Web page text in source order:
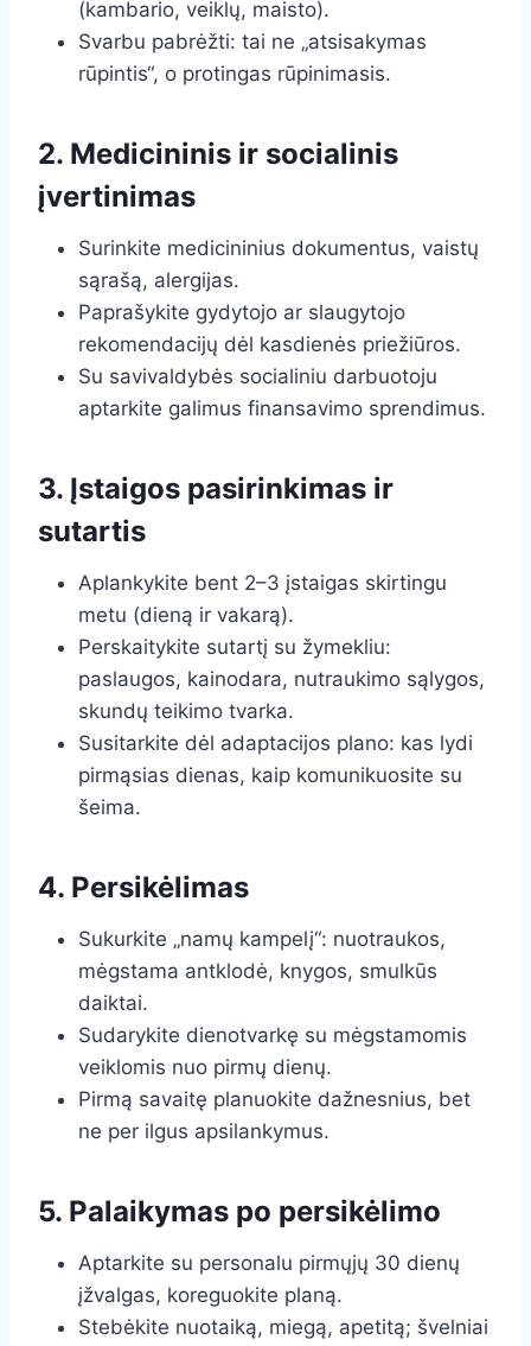
(kambario, veiklų, maisto).
Svarbu pabrėžti: tai ne „atsisakymas
rūpintis“, o protingas rūpinimasis.
2. Medicininis ir socialinis
įvertinimas
Surinkite medicininius dokumentus, vaistų
sąrašą, alergijas.
Paprašykite gydytojo ar slaugytojo
rekomendacijų dėl kasdienės priežiūros.
Su savivaldybės socialiniu darbuotoju
aptarkite galimus finansavimo sprendimus.
3. Įstaigos pasirinkimas ir
sutartis
Aplankykite bent 2–3 įstaigas skirtingu
metu (dieną ir vakarą).
Perskaitykite sutartį su žymekliu:
paslaugos, kainodara, nutraukimo sąlygos,
skundų teikimo tvarka.
Susitarkite dėl adaptacijos plano: kas lydi
pirmąsias dienas, kaip komunikuosite su
šeima.
4. Persikėlimas
Sukurkite „namų kampelį“: nuotraukos,
mėgstama antklodė, knygos, smulkūs
daiktai.
Sudarykite dienotvarkę su mėgstamomis
veiklomis nuo pirmų dienų.
Pirmą savaitę planuokite dažnesnius, bet
ne per ilgus apsilankymus.
5. Palaikymas po persikėlimo
Aptarkite su personalu pirmųjų 30 dienų
įžvalgas, koreguokite planą.
Stebėkite nuotaiką, miegą, apetitą; švelniai